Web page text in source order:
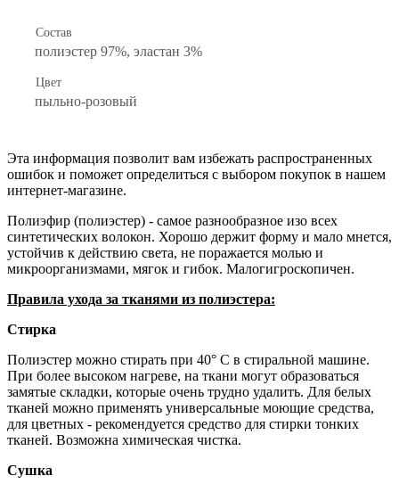
Состав
полиэстер 97%, эластан 3%
Цвет
пыльно-розовый
Эта информация позволит вам избежать распространенных
ошибок и поможет определиться с выбором покупок в нашем
интернет-магазине.
Полиэфир (полиэстер) - самое разнообразное изо всех
синтетических волокон. Хорошо держит форму и мало мнется,
устойчив к действию света, не поражается молью и
микроорганизмами, мягок и гибок. Малогигроскопичен.
Правила ухода за тканями из полиэстера:
Стирка
Полиэстер можно стирать при 40° С в стиральной машине.
При более высоком нагреве, на ткани могут образоваться
замятые складки, которые очень трудно удалить. Для белых
тканей можно применять универсальные моющие средства,
для цветных - рекомендуется средство для стирки тонких
тканей. Возможна химическая чистка.
Сушка